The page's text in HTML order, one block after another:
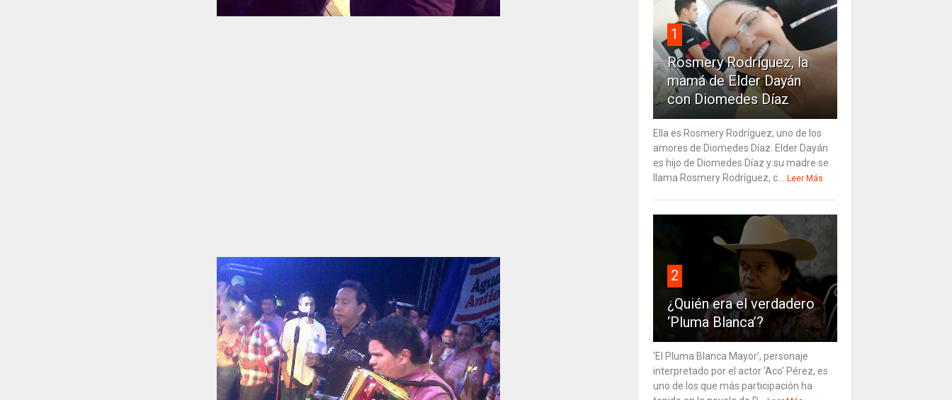
1
Rosmery Rodríguez, la
mamá de Elder Dayán
con Diomedes Díaz
Ella es Rosmery Rodríguez, uno de los
amores de Diomedes Díaz. Elder Dayán
es hijo de Diomedes Díaz y su madre se
llama Rosmery Rodríguez, c... Leer Más
2
¿Quién era el verdadero
‘Pluma Blanca’?
‘El Pluma Blanca Mayor’, personaje
interpretado por el actor ‘Aco’ Pérez, es
uno de los que más participación ha